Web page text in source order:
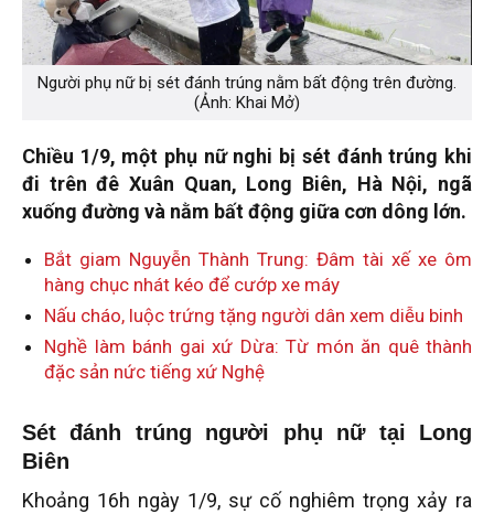
Người phụ nữ bị sét đánh trúng nằm bất động trên đường.
(Ảnh: Khai Mở)
Chiều 1/9, một phụ nữ nghi bị sét đánh trúng khi
đi trên đê Xuân Quan, Long Biên, Hà Nội, ngã
xuống đường và nằm bất động giữa cơn dông lớn.
Bắt giam Nguyễn Thành Trung: Đâm tài xế xe ôm
hàng chục nhát kéo để cướp xe máy
Nấu cháo, luộc trứng tặng người dân xem diễu binh
Nghề làm bánh gai xứ Dừa: Từ món ăn quê thành
đặc sản nức tiếng xứ Nghệ
Sét đánh trúng người phụ nữ tại Long
Biên
Khoảng 16h ngày 1/9, sự cố nghiêm trọng xảy ra